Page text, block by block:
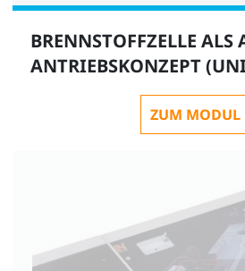
BRENNSTOFFZELLE ALS
ANTRIEBSKONZEPT
ZUM MODUL